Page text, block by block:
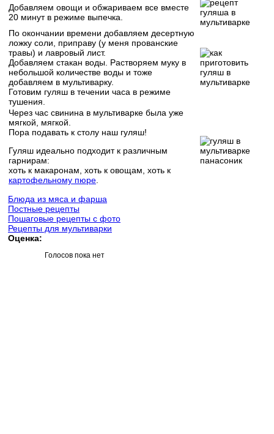
Добавляем овощи и обжариваем все вместе
20 минут в режиме выпечка.
По окончании времени добавляем десертную
ложку соли, приправу (у меня прованские
травы) и лавровый лист.
Добавляем стакан воды. Растворяем муку в
небольшой количестве воды и тоже
добавляем в мультиварку.
Готовим гуляш в течении часа в режиме
тушения.
Через час свинина в мультиварке была уже
мягкой, мягкой.
Пора подавать к столу наш гуляш!
Гуляш идеально подходит к различным
гарнирам:
хоть к макаронам, хоть к овощам, хоть к
картофельному пюре
Блюда из мяса и фарша
Постные рецепты
Пошаговые рецепты с фото
Рецепты для мультиварки
Оценка:
Голосов пока нет